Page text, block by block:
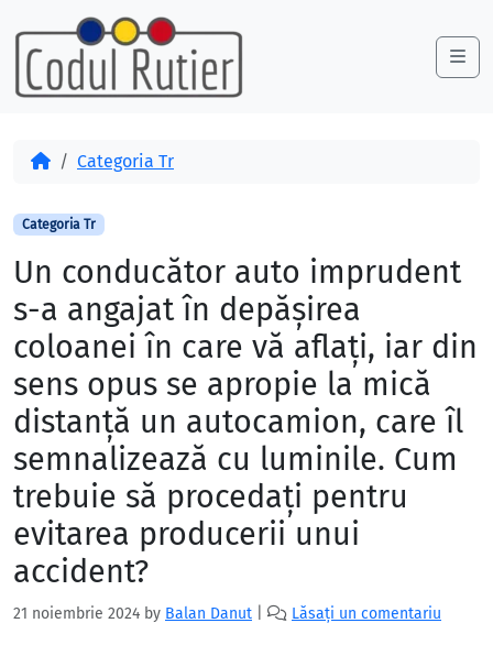
Skip to content
Skip to footer
AcasăCategoria Tr
Categoria Tr
Un conducător auto imprudent
s-a angajat în depășirea
coloanei în care vă aflați, iar din
sens opus se apropie la mică
distanță un autocamion, care îl
semnalizează cu luminile. Cum
trebuie să procedați pentru
evitarea producerii unui
accident?
21 noiembrie 2024 by Balan Danut Lăsați un comentariu